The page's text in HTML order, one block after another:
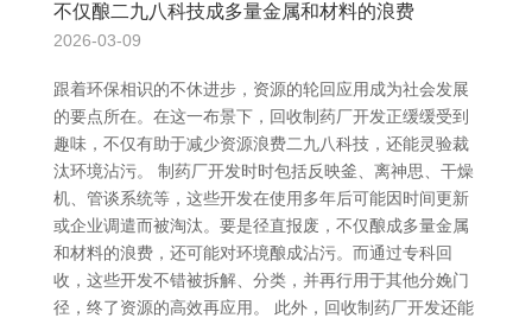
不仅酿二九八科技成多量金属和材料的浪费
2026-03-09
跟着环保相识的不休进步，资源的轮回应用成为社会发展
的要点所在。在这一布景下，回收制药厂开发正缓缓受到
趣味，不仅有助于减少资源浪费二九八科技，还能灵验裁
汰环境沾污。 制药厂开发时时包括反映釜、离神思、干燥
机、管谈系统等，这些开发在使用多年后可能因时间更新
或企业调遣而被淘汰。要是径直报废，不仅酿成多量金属
和材料的浪费，还可能对环境酿成沾污。而通过专科回
收，这些开发不错被拆解、分类，并再行用于其他分娩门
径，终了资源的高效再应用。 此外，回收制药厂开发还能